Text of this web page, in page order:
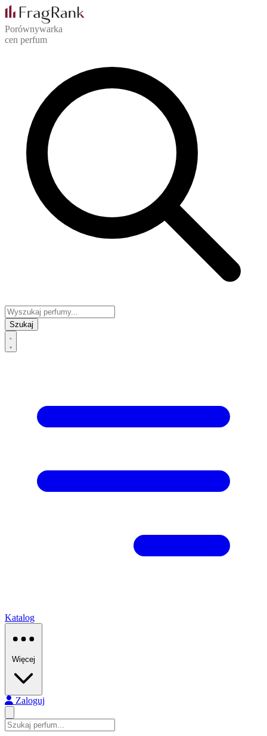
Porównywarka
cen perfum
Szukaj
Katalog
Więcej
Zaloguj